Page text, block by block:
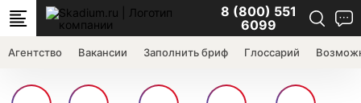
8 (800) 551
6099
Агентство Вакансии Заполнить бриф Глоссарий